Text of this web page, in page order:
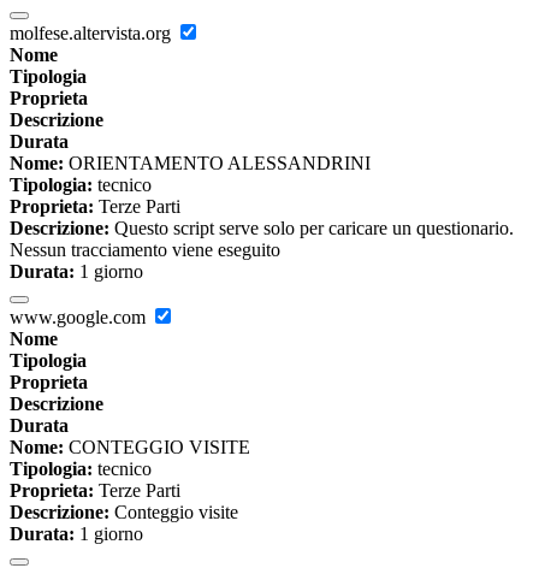
molfese.altervista.org
Nome
Tipologia
Proprieta
Descrizione
Durata
Nome: ORIENTAMENTO ALESSANDRINI
Tipologia: tecnico
Proprieta: Terze Parti
Descrizione: Questo script serve solo per caricare un questionario.
Nessun tracciamento viene eseguito
Durata: 1 giorno
www.google.com
Nome
Tipologia
Proprieta
Descrizione
Durata
Nome: CONTEGGIO VISITE
Tipologia: tecnico
Proprieta: Terze Parti
Descrizione: Conteggio visite
Durata: 1 giorno